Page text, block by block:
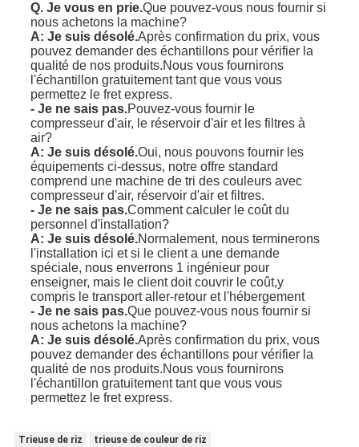
Q. Je vous en prie.Que pouvez-vous nous fournir si
nous achetons la machine?
A: Je suis désolé.Après confirmation du prix, vous
pouvez demander des échantillons pour vérifier la
qualité de nos produits.Nous vous fournirons
l'échantillon gratuitement tant que vous vous
permettez le fret express.
- Je ne sais pas.Pouvez-vous fournir le
compresseur d'air, le réservoir d'air et les filtres à
air?
A: Je suis désolé.Oui, nous pouvons fournir les
équipements ci-dessus, notre offre standard
comprend une machine de tri des couleurs avec
compresseur d'air, réservoir d'air et filtres.
- Je ne sais pas.Comment calculer le coût du
personnel d'installation?
A: Je suis désolé.Normalement, nous terminerons
l'installation ici et si le client a une demande
spéciale, nous enverrons 1 ingénieur pour
enseigner, mais le client doit couvrir le coût,y
compris le transport aller-retour et l'hébergement
- Je ne sais pas.Que pouvez-vous nous fournir si
nous achetons la machine?
A: Je suis désolé.Après confirmation du prix, vous
pouvez demander des échantillons pour vérifier la
qualité de nos produits.Nous vous fournirons
l'échantillon gratuitement tant que vous vous
permettez le fret express.
Trieuse de riz
trieuse de couleur de riz